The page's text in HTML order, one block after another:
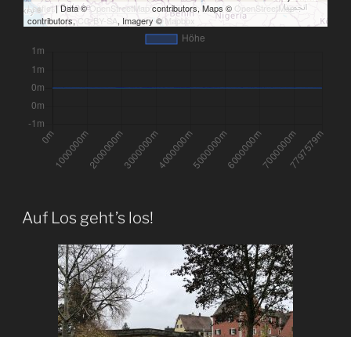
Leaflet | Data ©OpenStreetMap contributors, Maps © OpenStreetMap
contributors, CC-BY-SA, Imagery © Mapbox
Auf Los geht’s los!